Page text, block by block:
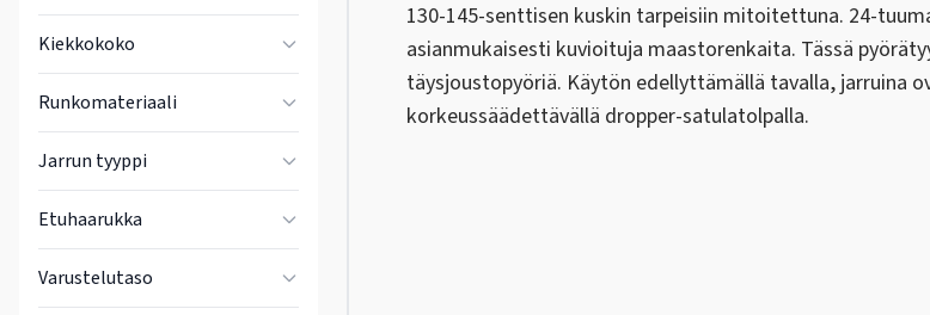
Kiekkokoko
Runkomateriaali
Jarrun tyyppi
Etuhaarukka
Varustelutaso
130-145-senttisen kuskin tarpeisiin mitoitettuna. 24-
asianmukaisesti kuvioituja maastorenkaita. Tässä
täysjoustopyöriä. Käytön edellyttämällä tavalla, jarruina
korkeussäädettävällä dropper-satulatolpalla.